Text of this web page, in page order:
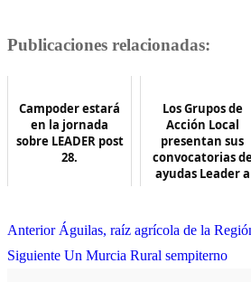
Publicaciones relacionadas:
Campoder estará
en la jornada
sobre LEADER post
28.
Los Grupos de
Acción Local
presentan sus
convocatorias de
ayudas Leader a
Anterior Águilas, raíz agrícola de la
Siguiente Un Murcia Rural sempiterno